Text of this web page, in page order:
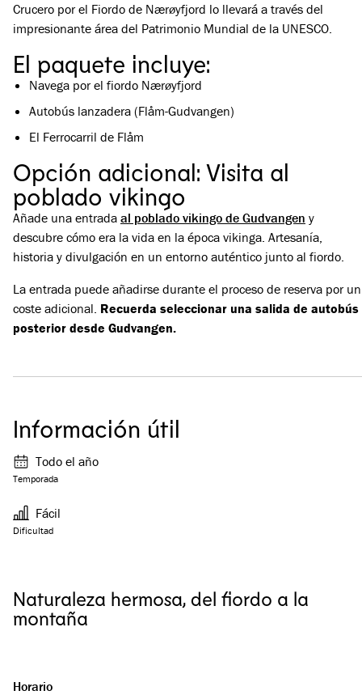
Crucero por el Fiordo de Nærøyfjord lo llevará a través del
impresionante área del Patrimonio Mundial de la UNESCO.
El paquete incluye:
Navega por el fiordo Nærøyfjord
Autobús lanzadera (Flåm-Gudvangen)
El Ferrocarril de Flåm
Opción adicional: Visita al
poblado vikingo
Añade una entrada al poblado vikingo de Gudvangen y
descubre cómo era la vida en la época vikinga. Artesanía,
historia y divulgación en un entorno auténtico junto al fiordo.
La entrada puede añadirse durante el proceso de reserva por un
coste adicional. Recuerda seleccionar una salida de autobús
posterior desde Gudvangen.
Información útil
Temporada
Todo el año
Dificultad
Fácil
Naturaleza hermosa, del fiordo a la
montaña
Horario